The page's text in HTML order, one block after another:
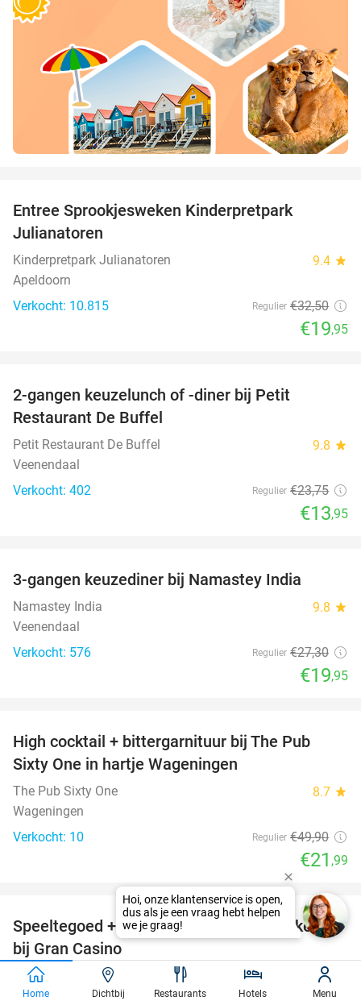
Entree Sprookjesweken Kinderpretpark
Julianatoren
Kinderpretpark Julianatoren 9.4 star
Apeldoorn
Verkocht: 10.815
Regulier €32,50
€19,95
2-gangen keuzelunch of -diner bij Petit
Restaurant De Buffel
Petit Restaurant De Buffel 9.8 star
Veenendaal
Verkocht: 402
Regulier €23,75
€13,95
3-gangen keuzediner bij Namastey India
Namastey India 9.8 star
Veenendaal
Verkocht: 576
Regulier €27,30
€19,95
High cocktail + bittergarnituur bij The Pub
Sixty One in hartje Wageningen
The Pub Sixty One 8.7 star
Wageningen
Verkocht: 10
Regulier €49,90
€21 ,99
50%
Speeltegoed + hapjes en drankjes + parkeren
bij Gran Casino
Gran Casino 9.4
Tiel (+2 locaties)
Home Dichtbij Restaurants Hotels Menu
Hoi, onze klantenservice is open,
dus als je een vraag hebt helpen
we je graag!